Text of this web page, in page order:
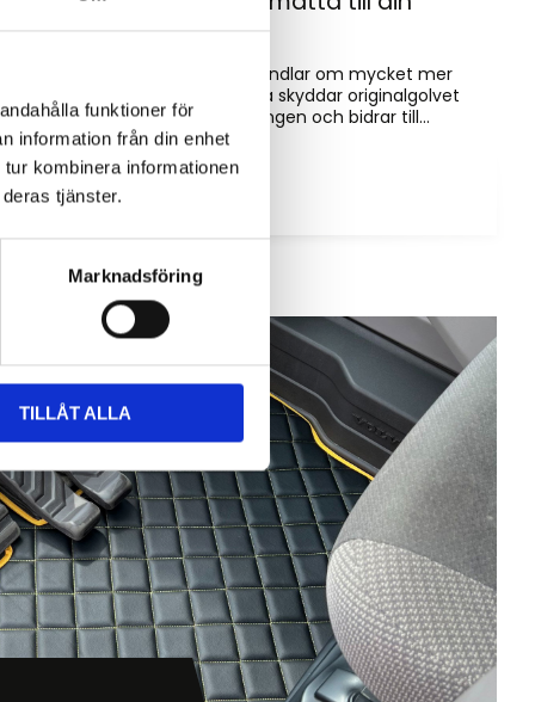
funktioner för
information från din enhet
kombinera informationen
tjänster.
Marknadsföring
TILLÅT ALLA
entreprenadmaskin?
Golvmatta i maskinhytten handlar om mycket mer
än bara utseende. Rätt matta skyddar originalgolvet
mot slitage, förenklar rengöringen och bidrar till...